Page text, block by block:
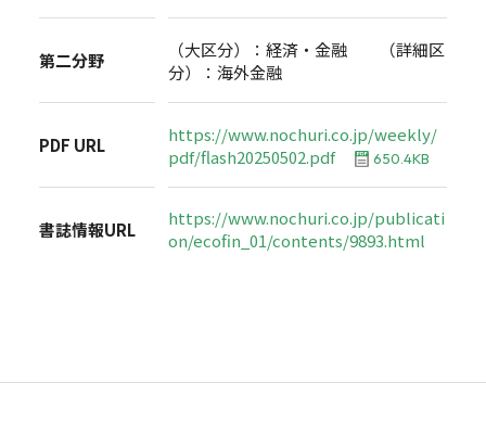
第二分野
（大区分）：経済・金融 （詳細区
分）：海外金融
PDF URL
https://www.nochuri.co.jp/weekly/
pdf/flash20250502.pdf
650.4KB
書誌情報URL
https://www.nochuri.co.jp/publicati
on/ecofin_01/contents/9893.html